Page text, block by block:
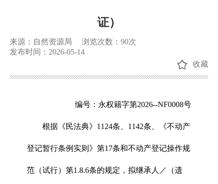
证）
来源：自然资源局 浏览次数： 90次
发布时间：2026-05-14
收藏
编号：永权籍字第2026--NF0008号
根据《民法典》1124条、1142条、《不动产
登记暂行条例实则》第17条和不动产登记操作规
范（试行）第1.8.6条的规定，拟继承人／（遗